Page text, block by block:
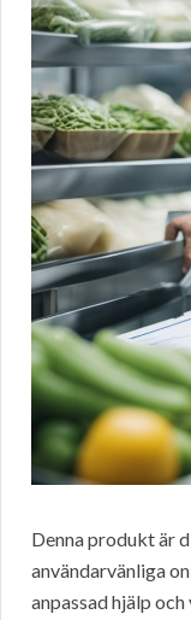
Denna produkt är
användarvänliga
anpassad hjälp